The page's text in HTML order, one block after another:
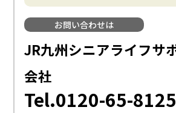
お問い合わせは
JR九州シニアライフサ
会社
Tel.0120-65-8125